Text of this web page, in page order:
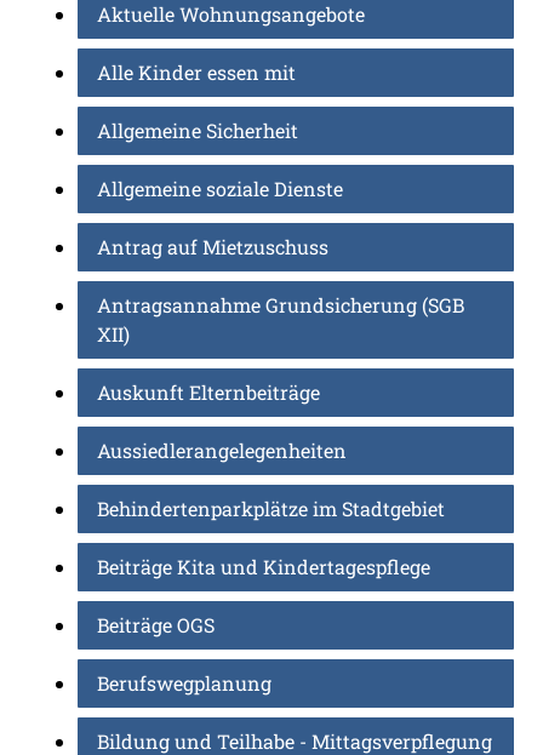
Aktuelle Wohnungsangebote
Alle Kinder essen mit
Allgemeine Sicherheit
Allgemeine soziale Dienste
Antrag auf Mietzuschuss
Antragsannahme Grundsicherung (SGB
XII)
Auskunft Elternbeiträge
Aussiedlerangelegenheiten
Behindertenparkplätze im Stadtgebiet
Beiträge Kita und Kindertagespflege
Beiträge OGS
Berufswegplanung
Bildung und Teilhabe - Mittagsverpflegung